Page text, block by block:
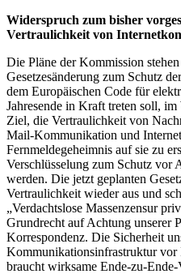
Widerspruch zum bisher
Vertraulichkeit von
Die Pläne der Kommission
Gesetzesänderung zum Schutz
dem Europäischen Code für
Jahresende in Kraft treten soll,
Ziel, die Vertraulichkeit von
Mail-Kommunikation und
Fernmeldegeheimnis auf sie zu
Verschlüsselung zum Schutz vor
werden. Die jetzt geplanten
Vertraulichkeit wieder aus und
„Verdachtslose Massenzensur
Grundrecht auf Achtung unserer
Korrespondenz. Die Sicherheit
Kommunikationsinfrastruktur
braucht wirksame Ende-zu-Ende-